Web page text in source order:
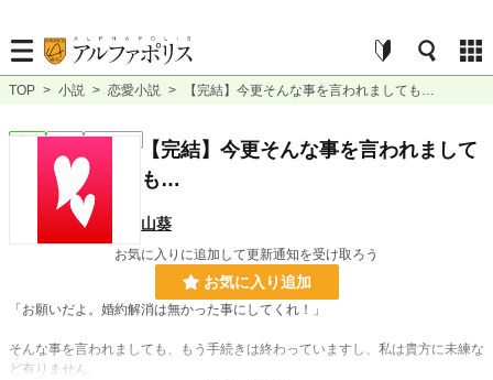
TOP > 小説 > 恋愛小説 > 【完結】今更そんな事を言われましても…
恋愛 完結 ｼｮｰﾄｼｮｰﾄ
【完結】今更そんな事を言われまして
も…
山葵
お気に入りに追加して更新通知を受け取ろう
お気に入り追加
「お願いだよ。婚約解消は無かった事にしてくれ！」
そんな事を言われましても、もう手続きは終わっていますし、私は貴方に未練な
ど有りません。